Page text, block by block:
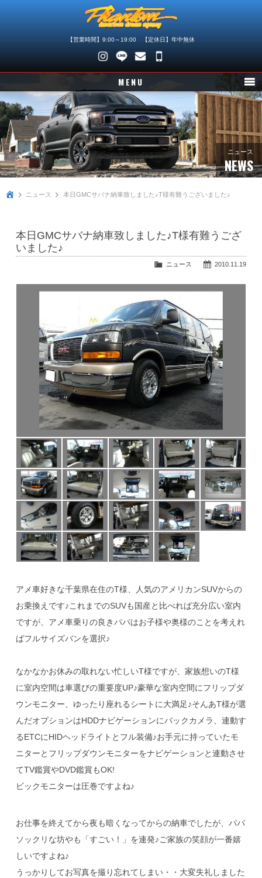
【営業時間】9:00～19:00 【定休日】年中無休
048-
745-
4446
MENU
ニュース
在庫車情報
パーツ情報
メンテナンス
買取査定
ニュース
NEWS
ニュース 本日GMCサバナ納車致しました♪T様有難うございました♪
本日GMCサバナ納車致しました♪T様有難うござ
いました♪
2010.11.19
ニュース
アメ車好きな千葉県在住のT様、人気のアメリカンSUVからの
お乗換えです♪これまでのSUVも国産と比べれば充分広い室内
ですが、アメ車乗りの良きパパはお子様や奥様のことを考えれ
ばフルサイズバンを選択♪
なかなかお休みの取れない忙しいT様ですが、家族想いのT様
に室内空間は車選びの重要度UP♪豪華な室内空間にフリップダ
ウンモニター、ゆったり座れるシートに大満足♪そんあT様が選
んだオプションはHDDナビゲーションにバックカメラ、連動す
るETCにHIDヘッドライトとフル装備♪お手元に持っていたモ
ニターとフリップダウンモニターをナビゲーションと連動させ
てTV鑑賞やDVD鑑賞もOK!
ビックモニターは圧巻ですよね♪
お仕事を終えてから夜も暗くなってからの納車でしたが、パパ
ソックリな坊やも「すごい！」を連発♪ご家族の笑顔が一番嬉
しいですよね♪
うっかりしてお写真を撮り忘れてしまい・・大変失礼しました